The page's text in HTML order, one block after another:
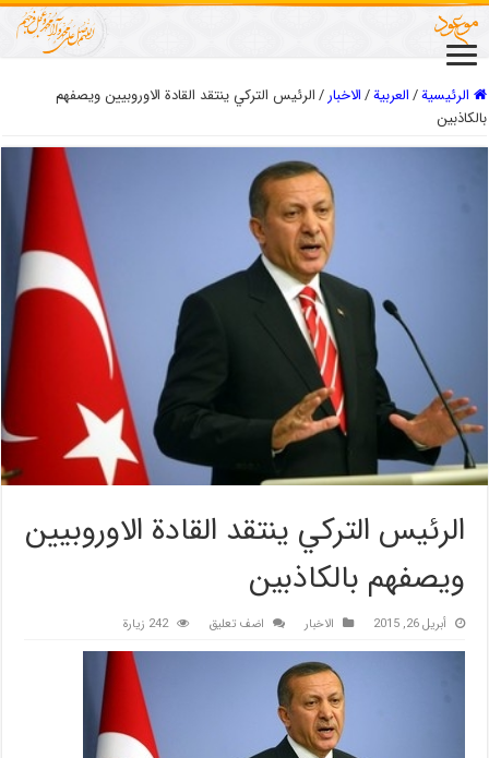
الرئيسية/العربیة/الاخبار/الرئيس التركي ينتقد القادة الاوروبيين ويصفهم
بالكاذبين
الرئيس التركي ينتقد القادة الاوروبيين
ويصفهم بالكاذبين
أبريل 26, 2015 الاخبار اضف تعليق 242 زيارة